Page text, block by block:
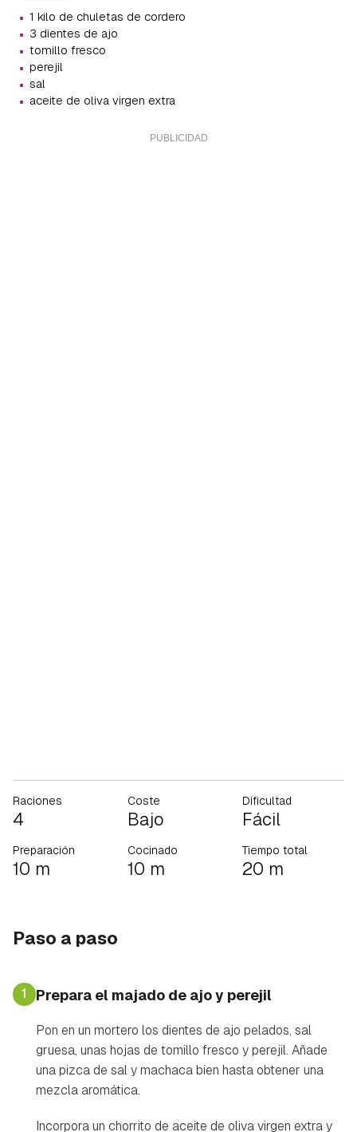
· 1 kilo de chuletas de cordero
· 3 dientes de ajo
· tomillo fresco
· perejil
· sal
· aceite de oliva virgen extra
Raciones
4
Coste
Bajo
Dificultad
Fácil
Preparación
10 m
Cocinado
10 m
Tiempo total
20 m
Paso a paso
1 Prepara el majado de ajo y perejil
Pon en un mortero los dientes de ajo pelados, sal
gruesa, unas hojas de tomillo fresco y perejil. Añade
una pizca de sal y machaca bien hasta obtener una
mezcla aromática.
Incorpora un chorrito de aceite de oliva virgen extra y